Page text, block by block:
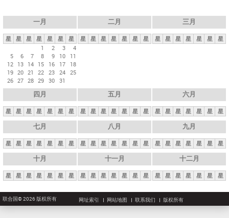
一月
星 星 星 星 星 星
星
1
2 3
4
5
6 7 8 9 10
11
12 13 14 15 16 17
18
19 20 21 22 23 24 25
26 27 28 29 30 31
二月
星 星 星 星 星 星 星
三月
星 星 星 星 星 星 星
四月
星 星 星 星 星 星 星
五月
星 星 星 星 星 星 星
六月
星 星 星 星 星 星 星
七月
星 星 星 星 星 星 星
八月
星 星 星 星 星 星 星
九月
星 星 星 星 星 星 星
十月
星 星 星 星 星 星 星
十一月
星 星 星 星 星 星 星
十二月
星 星 星 星 星 星 星
联合国© 2026 版权所有 网址索引 网站地图 联系我们 版权所有